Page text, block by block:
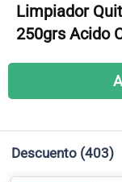
Limpiador
250grs Acido
Descuento (403)